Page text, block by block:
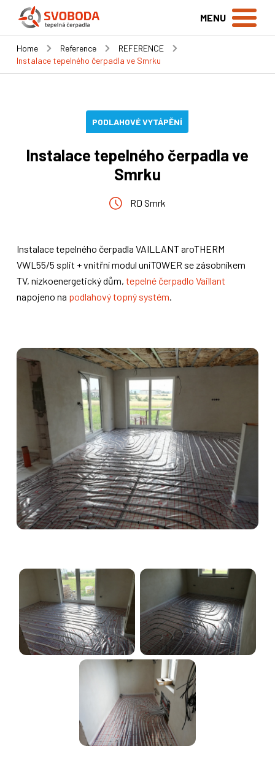
MENU
Home Reference
REFERENCE
Instalace tepelného čerpadla ve Smrku
PODLAHOVÉ VYTÁPĚNÍ
Instalace tepelného čerpadla ve
Smrku
RD Smrk
Instalace tepelného čerpadla VAILLANT aroTHERM
VWL55/5 split + vnitřní modul uniTOWER se zásobníkem
TV, nízkoenergetický dům, tepelné čerpadlo Vaillant
napojeno na podlahový topný systém.